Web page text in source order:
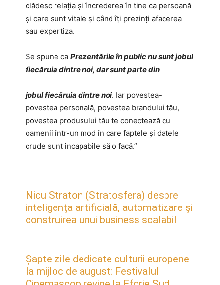
clădesc relația și încrederea în tine ca persoană
și care sunt vitale și când îți prezinți afacerea
sau expertiza.
Se spune ca Prezentările în public nu sunt jobul
fiecăruia dintre noi, dar sunt parte din
jobul fiecăruia dintre noi. Iar povestea-
povestea personală, povestea brandului tău,
povestea produsului tău te conectează cu
oamenii într-un mod în care faptele și datele
crude sunt incapabile să o facă.”
Nicu Straton (Stratosfera) despre
inteligența artificială, automatizare și
construirea unui business scalabil
Șapte zile dedicate culturii europene
la mijloc de august: Festivalul